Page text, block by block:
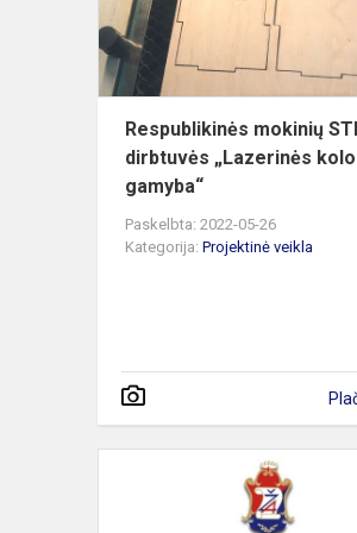
Respublikinės mokinių
dirbtuvės „Lazerinės
gamyba“
Paskelbta: 2022-05-26
Kategorija: Projektinė veikla